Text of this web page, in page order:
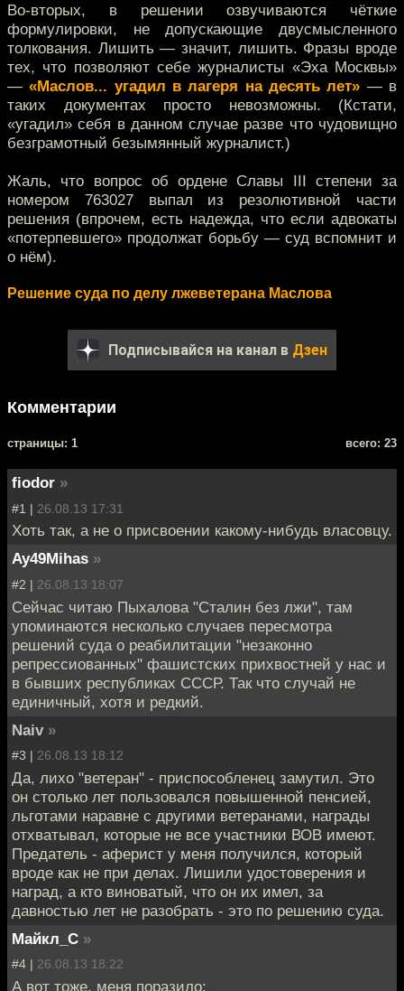
Во-вторых, в решении озвучиваются чёткие
формулировки, не допускающие двусмысленного
толкования. Лишить — значит, лишить. Фразы вроде
тех, что позволяют себе журналисты «Эха Москвы»
—«Маслов... угадил в лагеря на десять лет» — в
таких документах просто невозможны. (Кстати,
«угадил» себя в данном случае разве что чудовищно
безграмотный безымянный журналист.)
Жаль, что вопрос об ордене Славы III степени за
номером 763027 выпал из резолютивной части
решения (впрочем, есть надежда, что если адвокаты
«потерпевшего» продолжат борьбу — суд вспомнит и
о нём).
Решение суда по делу лжеветерана Маслова
Подписывайся на канал в Дзен
Комментарии
cтраницы: 1 всего: 23
fiodor »
#1 | 26.08.13 17:31
Хоть так, а не о присвоении какому-нибудь власовцу.
Ay49Mihas »
#2 | 26.08.13 18:07
Сейчас читаю Пыхалова "Сталин без лжи", там
упоминаются несколько случаев пересмотра
решений суда о реабилитации "незаконно
репрессиованных" фашистских прихвостней у нас и
в бывших республиках СССР. Так что случай не
единичный, хотя и редкий.
Naiv »
#3 | 26.08.13 18:12
Да, лихо "ветеран" - приспособленец замутил. Это
он столько лет пользовался повышенной пенсией,
льготами наравне с другими ветеранами, награды
отхватывал, которые не все участники ВОВ имеют.
Предатель - аферист у меня получился, который
вроде как не при делах. Лишили удостоверения и
наград, а кто виноватый, что он их имел, за
давностью лет не разобрать - это по решению суда.
Майкл_С »
#4 | 26.08.13 18:22
А вот тоже, меня поразило: